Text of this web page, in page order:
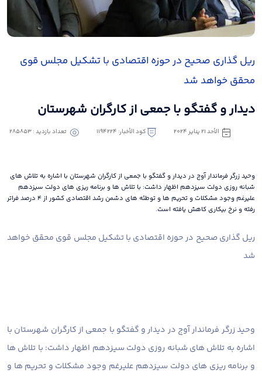
ریل گذاری صحیح در حوزه اقتصادی با تشکیل مجلس قوی
محقق خواهد شد
دیدار و گفتگو با جمعی از کارگران شهرستان
الأحد ٢١ يناير ٢٠٢٤ كود الأخبار: 1194224 تعداد بازدید : 285853
وحید زرگر فرماندار آوج در دیدار و گفتگو با جمعی از کارگران شهرستان با اشاره به تلاش های
شبانه روزی دولت سیزدهم اظهار داشت: با تلاش ها و برنامه ریزی های دولت سیزدهم
علیرغم وجود مشکلات و تحریم ها و توطئه های دشمن رشد اقتصادی کشور از ۴ درصد فراتر
رفته و نرخ بیکاری کاهش یافته است.
ریل گذاری صحیح در حوزه اقتصادی با تشکیل مجلس قوی محقق خواهد
شد
وحید زرگر فرماندار آوج در دیدار و گفتگو با جمعی از کارگران شهرستان با
اشاره به تلاش های شبانه روزی دولت سیزدهم اظهار داشت: با تلاش ها
و برنامه ریزی های دولت سیزدهم علیرغم وجود مشکلات و تحریم ها و